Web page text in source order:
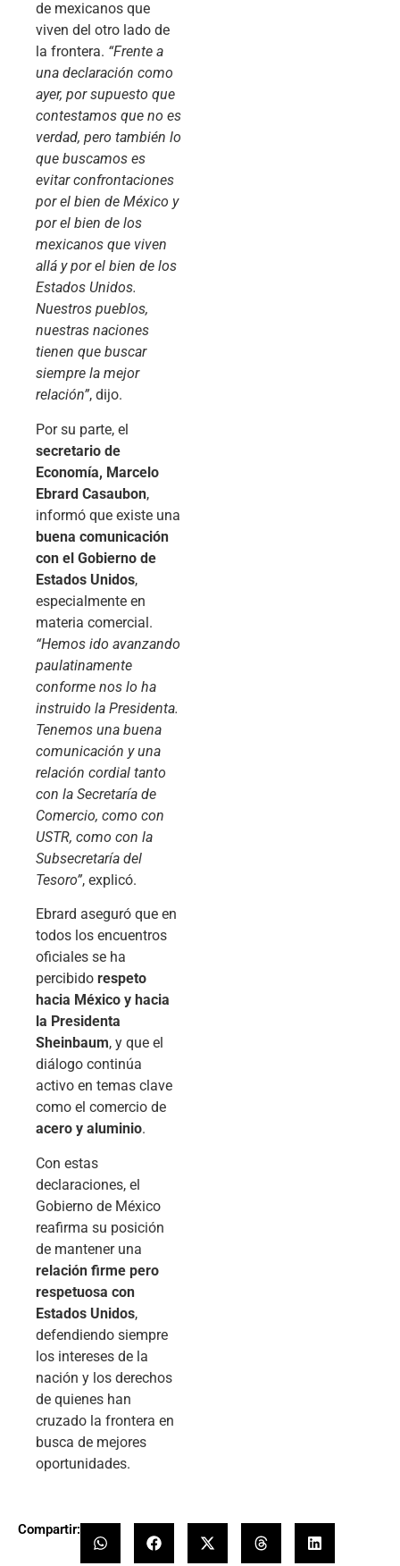
de mexicanos que
viven del otro lado de
la frontera. “Frente a
una declaración como
ayer, por supuesto que
contestamos que no es
verdad, pero también lo
que buscamos es
evitar confrontaciones
por el bien de México y
por el bien de los
mexicanos que viven
allá y por el bien de los
Estados Unidos.
Nuestros pueblos,
nuestras naciones
tienen que buscar
siempre la mejor
relación”, dijo.
Por su parte, el
secretario de
Economía, Marcelo
Ebrard Casaubon,
informó que existe una
buena comunicación
con el Gobierno de
Estados Unidos,
especialmente en
materia comercial.
“Hemos ido avanzando
paulatinamente
conforme nos lo ha
instruido la Presidenta.
Tenemos una buena
comunicación y una
relación cordial tanto
con la Secretaría de
Comercio, como con
USTR, como con la
Subsecretaría del
Tesoro”, explicó.
Ebrard aseguró que en
todos los encuentros
oficiales se ha
percibido respeto
hacia México y hacia
la Presidenta
Sheinbaum, y que el
diálogo continúa
activo en temas clave
como el comercio de
acero y aluminio.
Con estas
declaraciones, el
Gobierno de México
reafirma su posición
de mantener una
relación firme pero
respetuosa con
Estados Unidos,
defendiendo siempre
los intereses de la
nación y los derechos
de quienes han
cruzado la frontera en
busca de mejores
oportunidades.
Compartir: